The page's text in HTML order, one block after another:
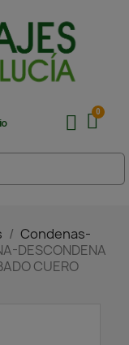
Condenas-
DESCONDENA
CUERO